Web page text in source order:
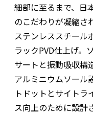
細部に至るまで、日
のこだわりが凝縮さ
ステンレススチール
ラックPVD仕上げ。
サートと振動吸収構
アルミニウムソール
トドットとサイトラ
ス向上のために設計